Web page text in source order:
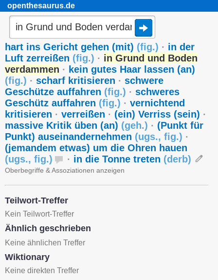
openthesaurus.de
hart ins Gericht gehen (mit) (fig.) · in der
Luft zerreißen (fig.) · in Grund und Boden
verdammen · kein gutes Haar lassen (an)
(fig.) · scharf kritisieren · schwere
Geschütze auffahren (fig.) · schweres
Geschütz auffahren (fig.) · vernichtend
kritisieren · verreißen · (ein) Verriss (sein) ·
massive Kritik üben (an) (geh.) · (Punkt für
Punkt) auseinandernehmen (ugs., fig.) ·
(jemandem etwas) um die Ohren hauen
(ugs., fig.) · in die Tonne treten (derb)
Oberbegriffe & Assoziationen anzeigen
Teilwort-Treffer
Kein Teilwort-Treffer
Ähnlich geschrieben
Keine ähnlichen Treffer
Wiktionary
Keine direkten Treffer